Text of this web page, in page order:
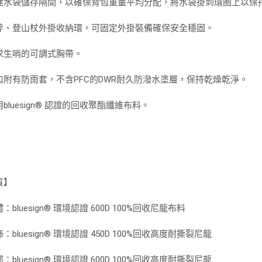
水袋儲存隔間，以確保背包重量平均分配，將水袋掛到環圈上以保
、登山杖外掛收納環，可固定外掛裝備確保安全穩固。
生哨的可調式胸帶。
附有防雨套，不含PFC的DWR耐久防潑水塗層，保持乾燥乾淨。
bluesign® 認證的回收聚酯纖維布料。
：bluesign® 環境認證 600D 100%回收尼龍布料
：bluesign® 環境認證 450D 100%回收高度耐撕裂尼龍
：bluesign® 環境認證 600D 100%回收高度耐撕裂尼龍